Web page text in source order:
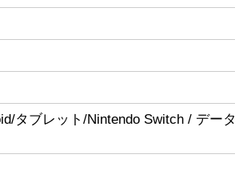
タブレット/Nintendo Switch / データ